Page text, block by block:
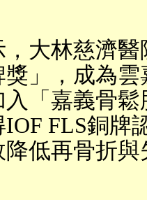
大林慈濟醫
」，成為
「嘉義骨鬆
IOF FLS銅牌
低再骨折與